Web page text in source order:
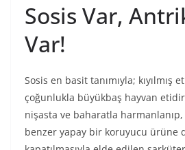
Sosis Var,
Var!
Sosis en basit tanımıyla; kıyılmış
çoğunlukla büyükbaş hayvan
nişasta ve baharatla
benzer yapay bir koruyucu ürüne